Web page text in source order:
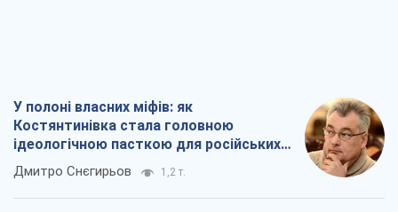
У полоні власних міфів: як
Костянтинівка стала головною
ідеологічною пасткою для російських
окупантів
Дмитро Снєгирьов 1,2 т.